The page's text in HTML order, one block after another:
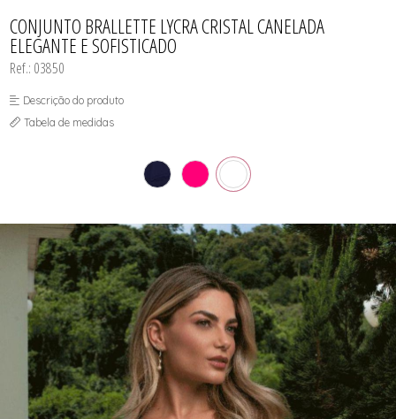
CONJUNTO
CONJUNTO BIQUÍNI
MAIÔ
TOP
CONJUNTO BRALLETTE LYCRA CRISTAL CANELADA
ELEGANTE E SOFISTICADO
Ref.: 03850
Descrição do produto
Tabela de medidas